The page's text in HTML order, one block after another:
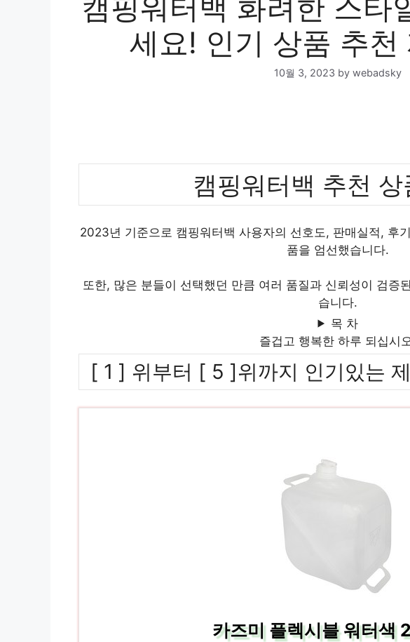
캠핑워터백 화려한 스타
세요! 인기 상품 추
10월 3, 2023 by webadsky
캠핑워터백 추천 상
2023년 기준으로 캠핑워터백 사용자의 선호도, 판매실적, 후
품을 엄선했습니다.
또한, 많은 분들이 선택했던 만큼 여러 품질과 신뢰성이 검증
습니다.
목 차
즐겁고 행복한 하루 되십시
[ 1 ] 위부터 [ 5 ]위까지 인기있는
카즈미 플렉시블 워터색